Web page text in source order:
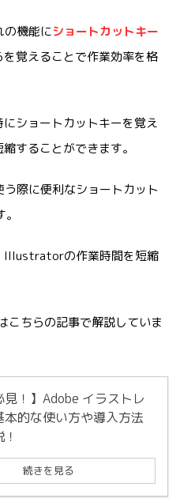
機能にショートカットキー
覚えることで作業効率を格
ショートカットキーを覚え
することができます。
際に便利なショートカット
Illustratorの作業時間を短縮
こちらの記事で解説していま
見！】Adobe イラストレ
本的な使い方や導入方法
続きを見る